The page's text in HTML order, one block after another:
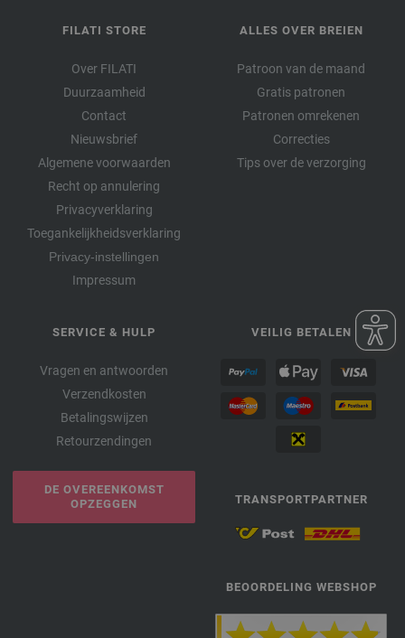
FILATI STORE
Over FILATI
Duurzaamheid
Contact
Nieuwsbrief
Algemene voorwaarden
Recht op annulering
Privacyverklaring
Toegankelijkheidsverklaring
Privacy-instellingen
Impressum
ALLES OVER BREIEN
Patroon van de maand
Gratis patronen
Patronen omrekenen
Correcties
Tips over de verzorging
SERVICE & HULP
Vragen en antwoorden
Verzendkosten
Betalingswijzen
Retourzendingen
DE OVEREENKOMST
OPZEGGEN
VEILIG BETALEN
TRANSPORTPARTNER
BEOORDELING WEBSHOP